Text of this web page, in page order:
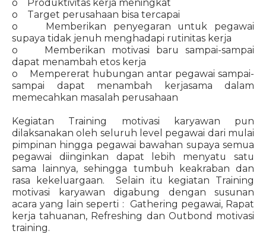
o Produktivitas kerja meningkat
o Target perusahaan bisa tercapai
o Memberikan penyegaran untuk pegawai
supaya tidak jenuh menghadapi rutinitas kerja
o Memberikan motivasi baru sampai-sampai
dapat menambah etos kerja
o Mempererat hubungan antar pegawai sampai-
sampai dapat menambah kerjasama dalam
memecahkan masalah perusahaan
Kegiatan Training motivasi karyawan pun
dilaksanakan oleh seluruh level pegawai dari mulai
pimpinan hingga pegawai bawahan supaya semua
pegawai diinginkan dapat lebih menyatu satu
sama lainnya, sehingga tumbuh keakraban dan
rasa kekeluargaan. Selain itu kegiatan Training
motivasi karyawan digabung dengan susunan
acara yang lain seperti : Gathering pegawai, Rapat
kerja tahuanan, Refreshing dan Outbond motivasi
training.